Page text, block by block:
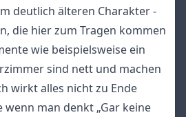
deutlich älteren Charakter -
die hier zum Tragen kommen
wie beispielsweise ein
sind nett und machen
wirkt alles nicht zu Ende
man denkt „Gar keine